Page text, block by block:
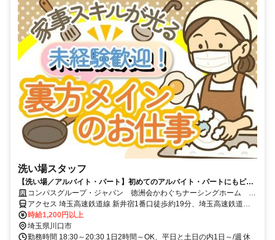
洗い場スタッフ
【洗い場／アルバイト・パート】初めてのアルバイト・パートにもピッ
タリ！未経験歓迎♪
コンパスグループ・ジャパン 徳洲会かわぐちナーシングホーム
65103_p
アクセス 埼玉高速鉄道線 新井宿1番口徒歩約19分、埼玉高速鉄道線
鳩ヶ谷3番口徒歩約32分、埼玉高速鉄道線 戸塚安行1番口徒歩約34分
時給1,200円以上
埼玉県川口市
勤務時間 18:30～20:30 1日2時間～OK、平日と土日の内1日～/週 休